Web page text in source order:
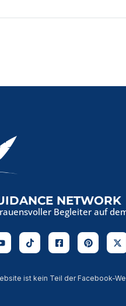
NETWORK
Begleiter auf
ist kein Teil der Facebook-